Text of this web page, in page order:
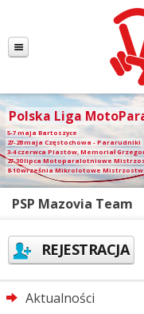
Polska Liga
5-7 maja Bartoszyce
27-28 maja Częstochowa - Pararudniki
3-4 czerwca Piastów, Memoriał
27-30 lipca Motoparalotniowe
8-10 września Mikrolotowe
PSP Mazovia Team
REJESTRACJA
Aktualności